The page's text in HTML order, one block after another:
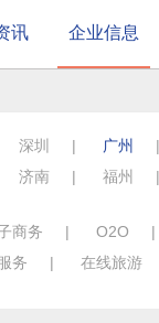
讯 企业信息
深圳 | 广州
济南 | 福州
商务 | O2O
|
务 | 在线旅游